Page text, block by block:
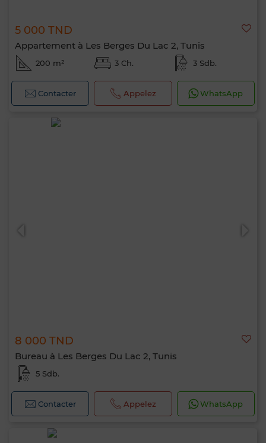
5 000 TND
Appartement à Les Berges Du Lac 2, Tunis
200 m² 3 Ch. 3 Sdb.
Contacter Appelez WhatsApp
8 000 TND
Bureau à Les Berges Du Lac 2, Tunis
5 Sdb.
Contacter Appelez WhatsApp